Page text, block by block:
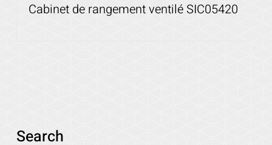
Cabinet de rangement ventilé SIC05420
Search